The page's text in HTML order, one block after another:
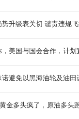
美国与国会合作，计
金多头疯了，原油多头